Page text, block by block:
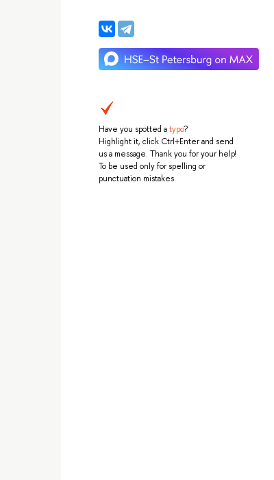
Have you spotted atypo?
Highlight it, click Ctrl+Enter and send
us a message. Thank you for your help!
To be used only for spelling or
punctuation mistakes.